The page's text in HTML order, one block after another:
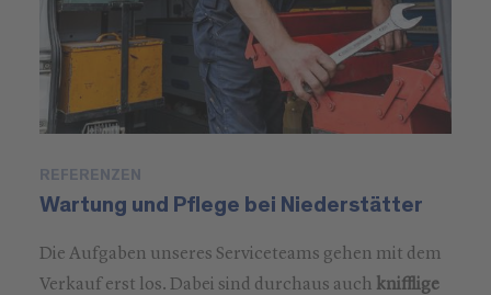
REFERENZEN
Wartung und Pflege bei Niederstätter
Die Aufgaben unseres Serviceteams gehen mit dem
Verkauf erst los. Dabei sind durchaus auch knifflige